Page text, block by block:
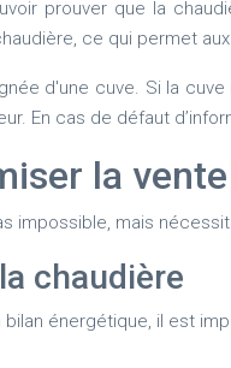
prouver que la
ce qui permet
d'une cuve. Si la cuve
En cas de défaut
la
impossible, mais
chaudière
énergétique, il est